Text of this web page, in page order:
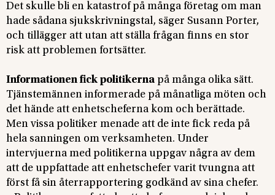
Det skulle bli en katastrof på många företag om man
hade sådana sjukskrivningstal, säger Susann Porter,
och tillägger att utan att ställa frågan finns en stor
risk att problemen fortsätter.
Informationen fick politikerna på många olika sätt.
Tjänstemännen informerade på månatliga möten och
det hände att enhetscheferna kom och berättade.
Men vissa politiker menade att de inte fick reda på
hela sanningen om verksamheten. Under
intervjuerna med politikerna uppgav några av dem
att de uppfattade att enhetschefer varit tvungna att
först få sin återrapportering godkänd av sina chefer.